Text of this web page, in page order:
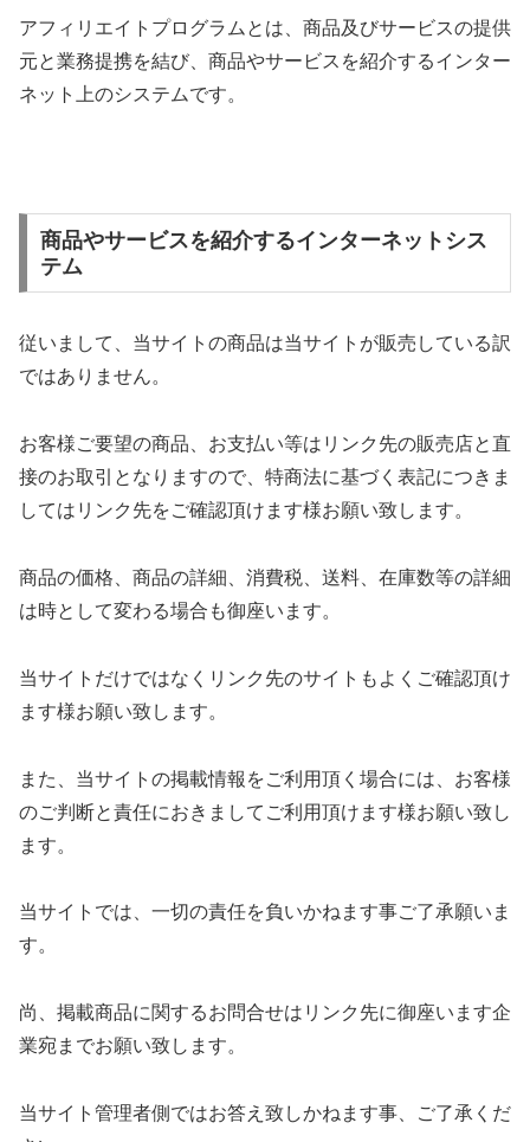
アフィリエイトプログラムとは、商品及びサービスの提供
元と業務提携を結び、商品やサービスを紹介するインター
ネット上のシステムです。
商品やサービスを紹介するインターネットシス
テム
従いまして、当サイトの商品は当サイトが販売している訳
ではありません。
お客様ご要望の商品、お支払い等はリンク先の販売店と直
接のお取引となりますので、特商法に基づく表記につきま
してはリンク先をご確認頂けます様お願い致します。
商品の価格、商品の詳細、消費税、送料、在庫数等の詳細
は時として変わる場合も御座います。
当サイトだけではなくリンク先のサイトもよくご確認頂け
ます様お願い致します。
また、当サイトの掲載情報をご利用頂く場合には、お客様
のご判断と責任におきましてご利用頂けます様お願い致し
ます。
当サイトでは、一切の責任を負いかねます事ご了承願いま
す。
尚、掲載商品に関するお問合せはリンク先に御座います企
業宛までお願い致します。
当サイト管理者側ではお答え致しかねます事、ご了承くだ